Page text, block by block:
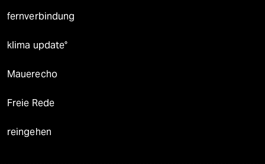
fernverbindung
klima update°
Mauerecho
Freie Rede
reingehen